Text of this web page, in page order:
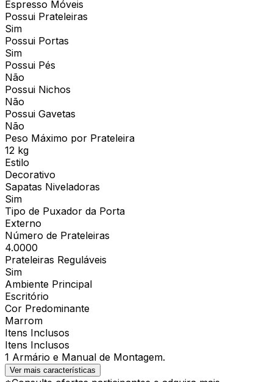
Espresso Móveis
Possui Prateleiras
Sim
Possui Portas
Sim
Possui Pés
Não
Possui Nichos
Não
Possui Gavetas
Não
Peso Máximo por Prateleira
12 kg
Estilo
Decorativo
Sapatas Niveladoras
Sim
Tipo de Puxador da Porta
Externo
Número de Prateleiras
4.0000
Prateleiras Reguláveis
Sim
Ambiente Principal
Escritório
Cor Predominante
Marrom
Itens Inclusos
Itens Inclusos
1 Armário e Manual de Montagem.
Ver mais características